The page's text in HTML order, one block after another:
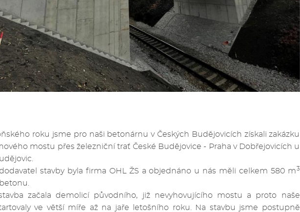
roku jsme pro naši betonárnu v Českých Budějovicích získali zakázku
mostu přes železniční trať České Budějovice - Praha v Dobřejovicích u
stavby byla firma OHL ŽS a objednáno u nás měli celkem 580 m3
začala demolicí původního, již nevyhovujícího mostu a proto naše
ve větší míře až na jaře letošního roku. Na stavbu jsme postupně